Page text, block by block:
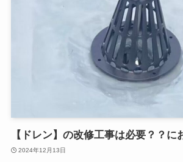
【ドレン】の改修工事は必要？？に
2024年12月13日